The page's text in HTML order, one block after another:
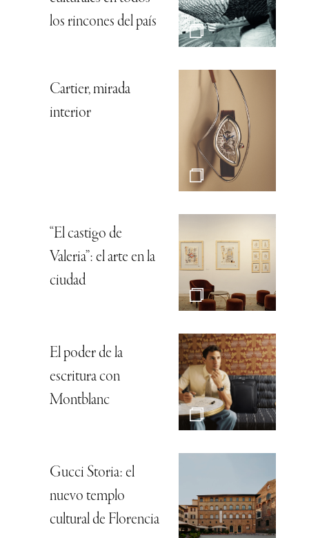
los rincones del país
Cartier, mirada
interior
“El castigo de
Valeria”: el arte en la
ciudad
El poder de la
escritura con
Montblanc
Gucci Storia: el
nuevo templo
cultural de Florencia